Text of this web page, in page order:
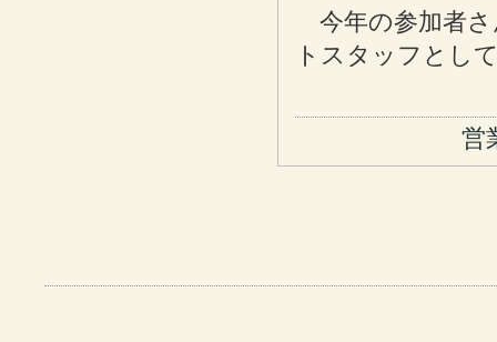
今年の参加者
トスタッフとし
営